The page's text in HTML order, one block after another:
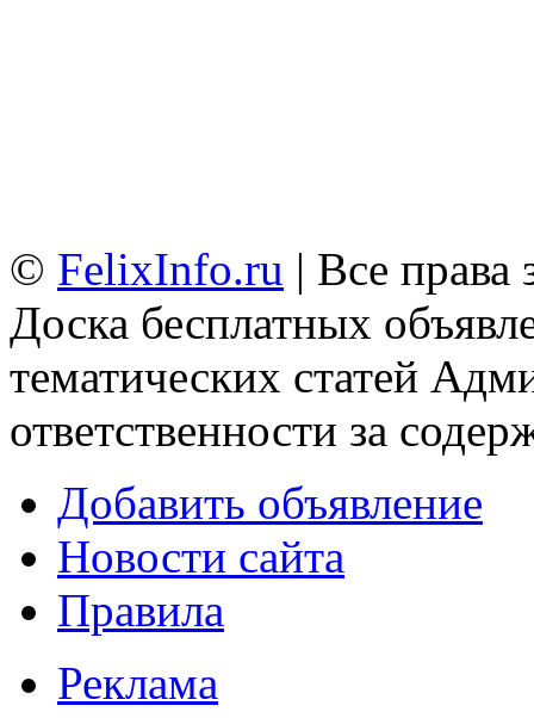
© FelixInfo.ru | Все
Доска бесплатных
тематических статей
ответственности за
Добавить объявление
Новости сайта
Правила
Реклама